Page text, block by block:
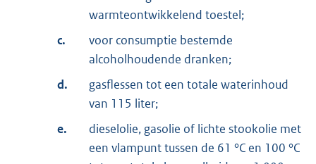
warmteontwikkelend toestel;
c.
voor consumptie bestemde
alcoholhoudende dranken;
d.
gasflessen tot een totale waterinhoud
van 115 liter;
e.
dieselolie, gasolie of lichte stookolie met
een vlampunt tussen de 61 °C en 100 °C